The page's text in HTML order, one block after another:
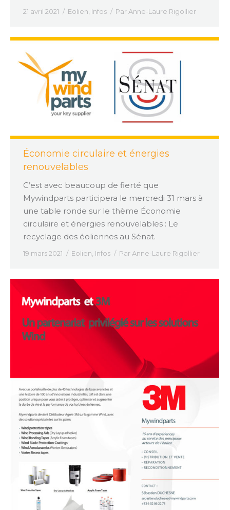
21 avril 2021 Eolien Infos Par Anne-Laure Rigollier
Économie circulaire et énergies
renouvelables
C’est avec beaucoup de fierté que
Mywindparts participera le mercredi 31 mars à
une table ronde sur le thème Économie
circulaire et énergies renouvelables : Le
recyclage des éoliennes au Sénat.
19 mars 2021 Eolien Infos Par Anne-Laure Rigollier